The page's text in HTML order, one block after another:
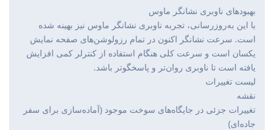
بهبودهای ناوبری نشانگر ماوس
با این به‌روزرسانی، تجربه ناوبری نشانگر ماوس نیز بهینه شده
است. سرعت نشانگر اکنون در تمام رزولوشن‌های صفحه نمایش
یکسان است و سرعت کلی هنگام استفاده از کنترلر کمی افزایش
یافته است تا ناوبری روان‌تر و پاسخگوتر باشد.
لیست تغییرات
نقشه
تغییرات جزئی در جایگاه‌های سوخت موجود (آماده‌سازی برای سفر
جاده‌ای)